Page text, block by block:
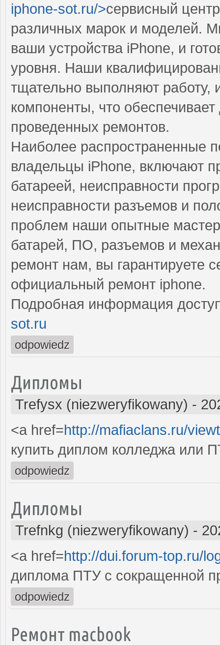
iphone-sot.ru/>сервисный
различных марок и моделей.
ваши устройства iPhone, и
уровня. Наши
тщательно выполняют работу,
компоненты, что
проведенных ремонтов.
Наиболее распространенные
владельцы iPhone, включают
батареей, неисправности
неисправности разъемов и
проблем наши опытные
батарей, ПО, разъемов и
ремонт нам, вы гарантируете
официальный ремонт iphone.
Подробная информация
sot.ru
odpowiedz
Дипломы
Trefysx (niezweryfikowany) -
<a href=http://mafiaclans.ru/
купить диплом колледжа или
odpowiedz
Дипломы
Trefnkg (niezweryfikowany) -
<a href=http://dui.forum-top.ru/
диплома ПТУ с сокращенной
odpowiedz
Ремонт macbook